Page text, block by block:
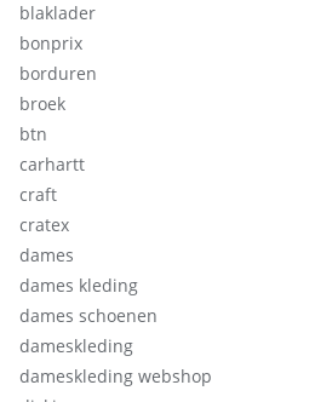
blaklader
bonprix
borduren
broek
btn
carhartt
craft
cratex
dames
dames kleding
dames schoenen
dameskleding
dameskleding webshop